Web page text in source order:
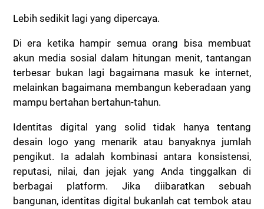
Lebih sedikit lagi yang dipercaya.
Di era ketika hampir semua orang bisa membuat
akun media sosial dalam hitungan menit, tantangan
terbesar bukan lagi bagaimana masuk ke internet,
melainkan bagaimana membangun keberadaan yang
mampu bertahan bertahun-tahun.
Identitas digital yang solid tidak hanya tentang
desain logo yang menarik atau banyaknya jumlah
pengikut. Ia adalah kombinasi antara konsistensi,
reputasi, nilai, dan jejak yang Anda tinggalkan di
berbagai platform. Jika diibaratkan sebuah
bangunan, identitas digital bukanlah cat tembok atau